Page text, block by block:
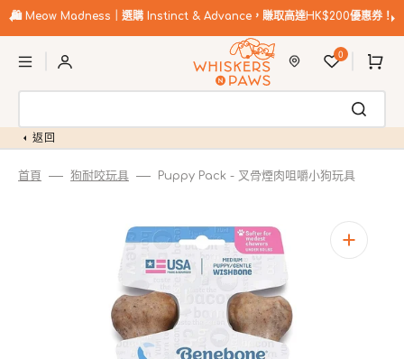
至
容
Meow Madness｜選購 Instinct & Advance，賺取高達HK$200優惠券！
0
購
物
返回
首頁 狗耐咬玩具 Puppy Pack - 叉骨煙肉咀嚼小狗玩具